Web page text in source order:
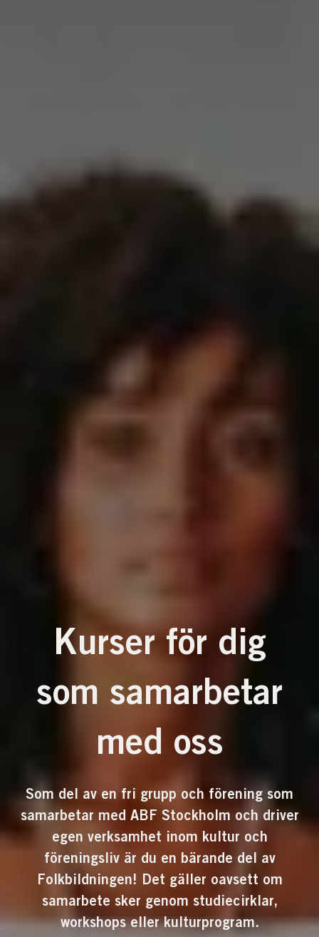
Kurser för dig
som samarbetar
med oss
Som del av en fri grupp och förening som
samarbetar med ABF Stockholm och driver
egen verksamhet inom kultur och
föreningsliv är du en bärande del av
Folkbildningen! Det gäller oavsett om
samarbete sker genom studiecirklar,
workshops eller kulturprogram.